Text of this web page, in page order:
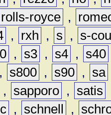
rolls-royce ,
, rxh , s ,
s-
, s3 , s4 , s40
, s800 , s90 , sa
, sapporo , satis
, schnell ,